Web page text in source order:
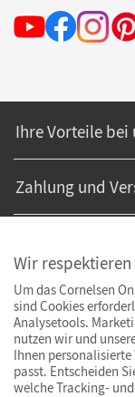
Ihre Vorteile bei
Zahlung und
Wir
Um das Cornelsen
sind Cookies
Analysetools.
nutzen wir und
Ihnen personalisierte
passt. Entscheiden
welche Tracking-